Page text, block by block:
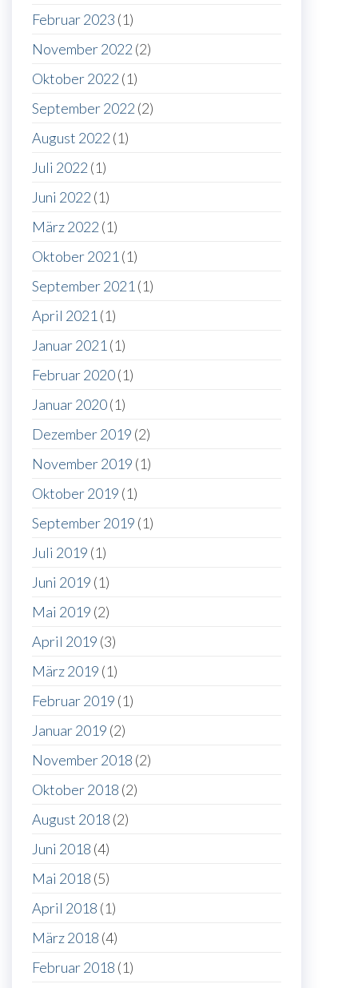
Februar 2023 (1)
November 2022 (2)
Oktober 2022 (1)
September 2022 (2)
August 2022 (1)
Juli 2022 (1)
Juni 2022 (1)
März 2022 (1)
Oktober 2021 (1)
September 2021 (1)
April 2021 (1)
Januar 2021 (1)
Februar 2020(1)
Januar 2020(1)
Dezember 2019 (2)
November 2019 (1)
Oktober 2019 (1)
September 2019 (1)
Juli 2019 (1)
Juni 2019 (1)
Mai 2019 (2)
April 2019 (3)
März 2019 (1)
Februar 2019 (1)
Januar 2019 (2)
November 2018 (2)
Oktober 2018 (2)
August 2018 (2)
Juni 2018 (4)
Mai 2018 (5)
April 2018 (1)
März 2018 (4)
Februar 2018 (1)